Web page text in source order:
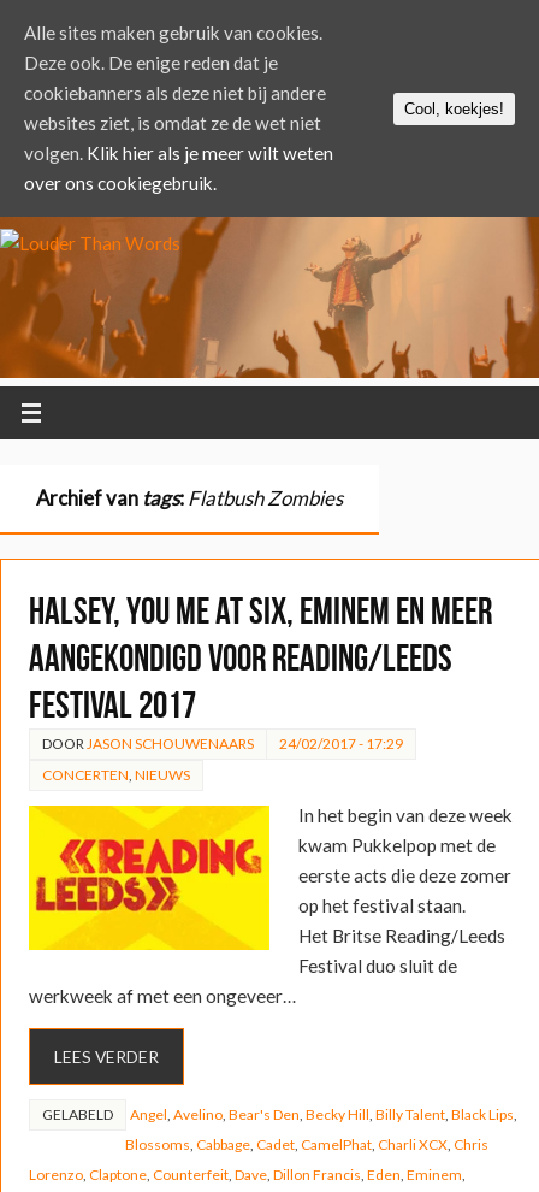
Archief van tags:Flatbush Zombies
Halsey, You Me at Six, Eminem en meer
aangekondigd voor Reading/Leeds
Festival 2017
DOOR JASON SCHOUWENAARS
24/02/2017 - 17:29
CONCERTEN NIEUWS
In het begin van deze week
kwam Pukkelpop met de
eerste acts die deze zomer
op het festival staan.
Het Britse Reading/Leeds
Festival duo sluit de
werkweek af met een ongeveer…
LEES VERDER
GELABELD Angel Avelino, Bear's Den Becky Hill Billy Talent, Black Lips
Blossoms Cabbage, Cadet, CamelPhat, Charli XCX, Chris
Lorenzo, Claptone, Counterfeit, Dave, Dillon Francis Eden Eminem
Alle sites maken gebruik van cookies.
Deze ook. De enige reden dat je
cookiebanners als deze niet bij andere
websites ziet, is omdat ze de wet niet
volgen. Klik hier als je meer wilt weten
over ons cookiegebruik.
Cool, koekjes!